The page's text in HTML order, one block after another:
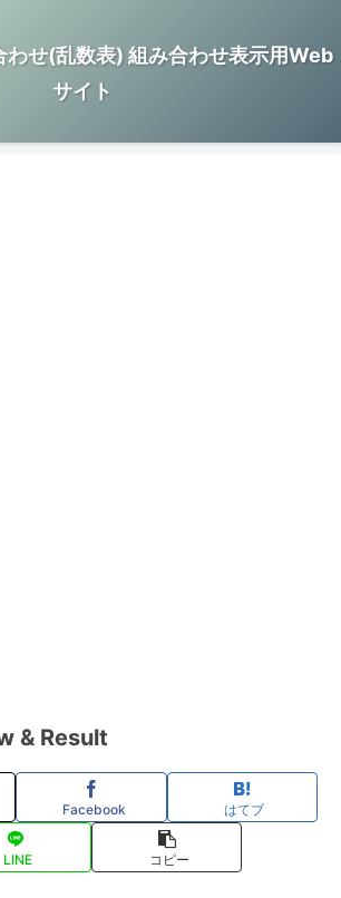
わせ(乱数表) 組み合わせ表示用Web
サイト
& Result
Facebook はてブ
LINE コピー